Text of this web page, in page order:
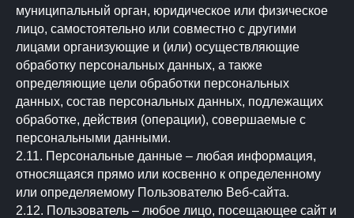
муниципальный орган, юридическое или физическое
лицо, самостоятельно или совместно с другими
лицами организующие и (или) осуществляющие
обработку персональных данных, а также
определяющие цели обработки персональных
данных, состав персональных данных, подлежащих
обработке, действия (операции), совершаемые с
персональными данными.
2.11. Персональные данные – любая информация,
относящаяся прямо или косвенно к определенному
или определяемому Пользователю Веб-сайта.
2.12. Пользователь – любое лицо, посещающее сайт и